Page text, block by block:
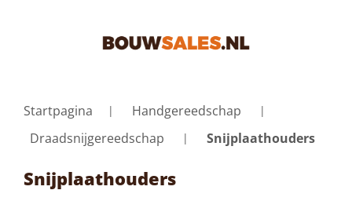
Startpagina
Handgereedschap
Draadsnijgereedschap
Snijplaathouders
Snijplaathouders